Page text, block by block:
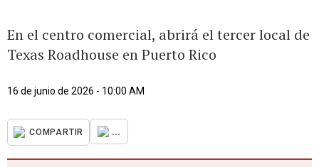
En el centro comercial, abrirá el tercer local de
Texas Roadhouse en Puerto Rico
16 de junio de 2026 - 10:00 AM
COMPARTIR ...